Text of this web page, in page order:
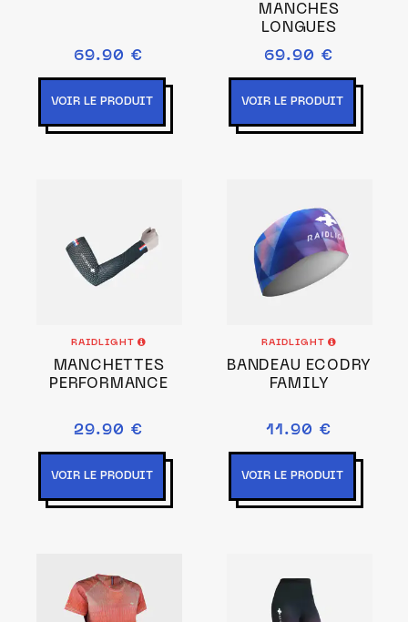
69.90 €
VOIR LE PRODUIT
MANCHES
LONGUES
69.90 €
VOIR LE PRODUIT
RAIDLIGHT
MANCHETTES
PERFORMANCE
29.90 €
VOIR LE PRODUIT
RAIDLIGHT
BANDEAU ECODRY
FAMILY
11.90 €
VOIR LE PRODUIT